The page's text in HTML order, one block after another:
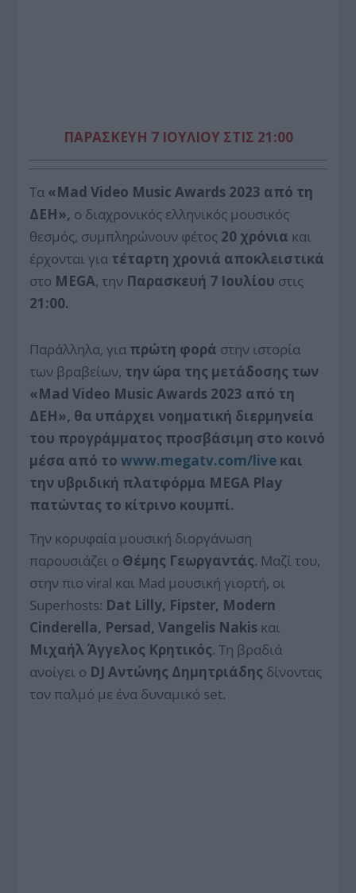
ΠΑΡΑΣΚΕΥΗ 7 ΙΟΥΛΙΟΥ ΣΤΙΣ 21:00
Τα «Mad Video Music Awards 2023 από τη
ΔΕΗ», ο διαχρονικός ελληνικός μουσικός
θεσμός, συμπληρώνουν φέτος 20 χρόνια και
έρχονται για τέταρτη χρονιά αποκλειστικά
στο MEGA, την Παρασκευή 7 Ιουλίου στις
21:00.
Παράλληλα, για πρώτη φορά στην ιστορία
των βραβείων, την ώρα της μετάδοσης των
«Mad Video Music Awards 2023 από τη
ΔΕΗ», θα υπάρχει νοηματική διερμηνεία
του προγράμματος προσβάσιμη στο κοινό
μέσα από τοwww.megatv.com/live και
την υβριδική πλατφόρμα MEGA Play
πατώντας το κίτρινο κουμπί.
Την κορυφαία μουσική διοργάνωση
παρουσιάζει ο Θέμης Γεωργαντάς. Μαζί του,
στην πιο viral και Mad μουσική γιορτή, οι
Superhosts: Dat Lilly, Fipster, Modern
Cinderella, Persad, Vangelis Nakis και
Μιχαήλ Άγγελος Κρητικός. Τη βραδιά
ανοίγει ο DJ Αντώνης Δημητριάδης δίνοντας
τον παλμό με ένα δυναμικό set.